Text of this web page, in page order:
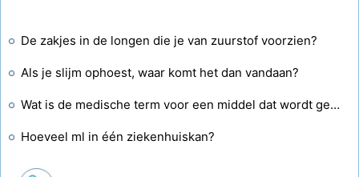
De zakjes in de longen die je van zuurstof voorzien?
Als je slijm ophoest, waar komt het dan vandaan?
Wat is de medische term voor een middel dat wordt gebruikt om de bronchiën te verwijden?
Hoeveel ml in één ziekenhuiskan?